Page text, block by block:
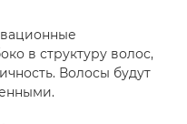
в структуру волос,
Волосы будут